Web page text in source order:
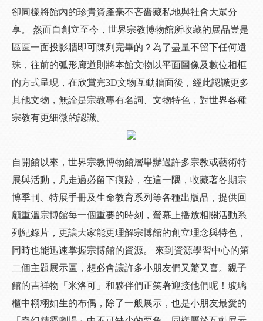
卻同樣將館內的珍貴資產毫不吝嗇藏私地與社會大眾分
享。 然而自創立至今，世界宗教博物館所收藏的展品豈是
區區一面投影牆即可陳列完畢的？為了盡量不留下任何遺
珠，往前的弧形廊道則將本館文物以平面圖像及數位相框
的方式呈現，在欣賞完3D文物互動牆面後，經此認識更多
其他文物，無論是宗教專有名詞、文物特色，對世界各種
宗教有更細微的認識。
自開館以來，世界宗教博物館層舉辦過許多宗教或藝術特
展與活動，凡走過必留下痕跡，在這一隅，收藏著各期宗
博季刊、特展手冊及生命教育系列等各種出版品，提供回
顧重溫宗博館每一個重要的時刻，螢幕上播放相關活動系
列紀錄片，更讓大家能更理解宗博館的創立理念與特色，
同時也能迅速掌握宗博館的資源。 來到資源學習中心的第
二個主題展示區，想必會讓許多小朋友們又驚又喜。親子
館的吉祥物「米洛可」和夥伴們正笑著迎接他們呢！玻璃
櫃中栩栩如生的布偶，除了一般展示，也是小朋友最愛的